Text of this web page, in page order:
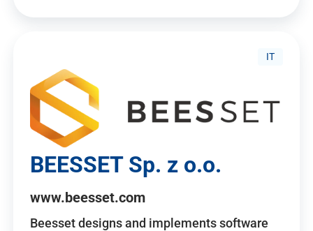
IT
BEESSET Sp. z o.o.
www.beesset.com
Beesset designs and implements software